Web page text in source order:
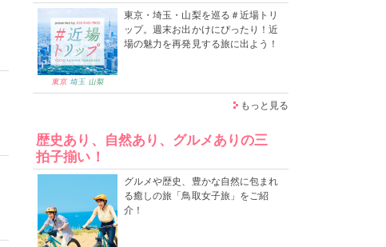
東京・埼玉・山梨を巡る＃近場トリ
ップ。週末お出かけにぴったり！近
場の魅力を再発見する旅に出よう！
もっと見る
歴史あり、自然あり、グルメありの三
拍子揃い！
グルメや歴史、豊かな自然に包まれ
る癒しの旅「鳥取女子旅」をご紹
介！